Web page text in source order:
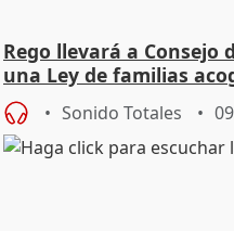
Rego llevará a
una Ley de familias
Sonido Totales